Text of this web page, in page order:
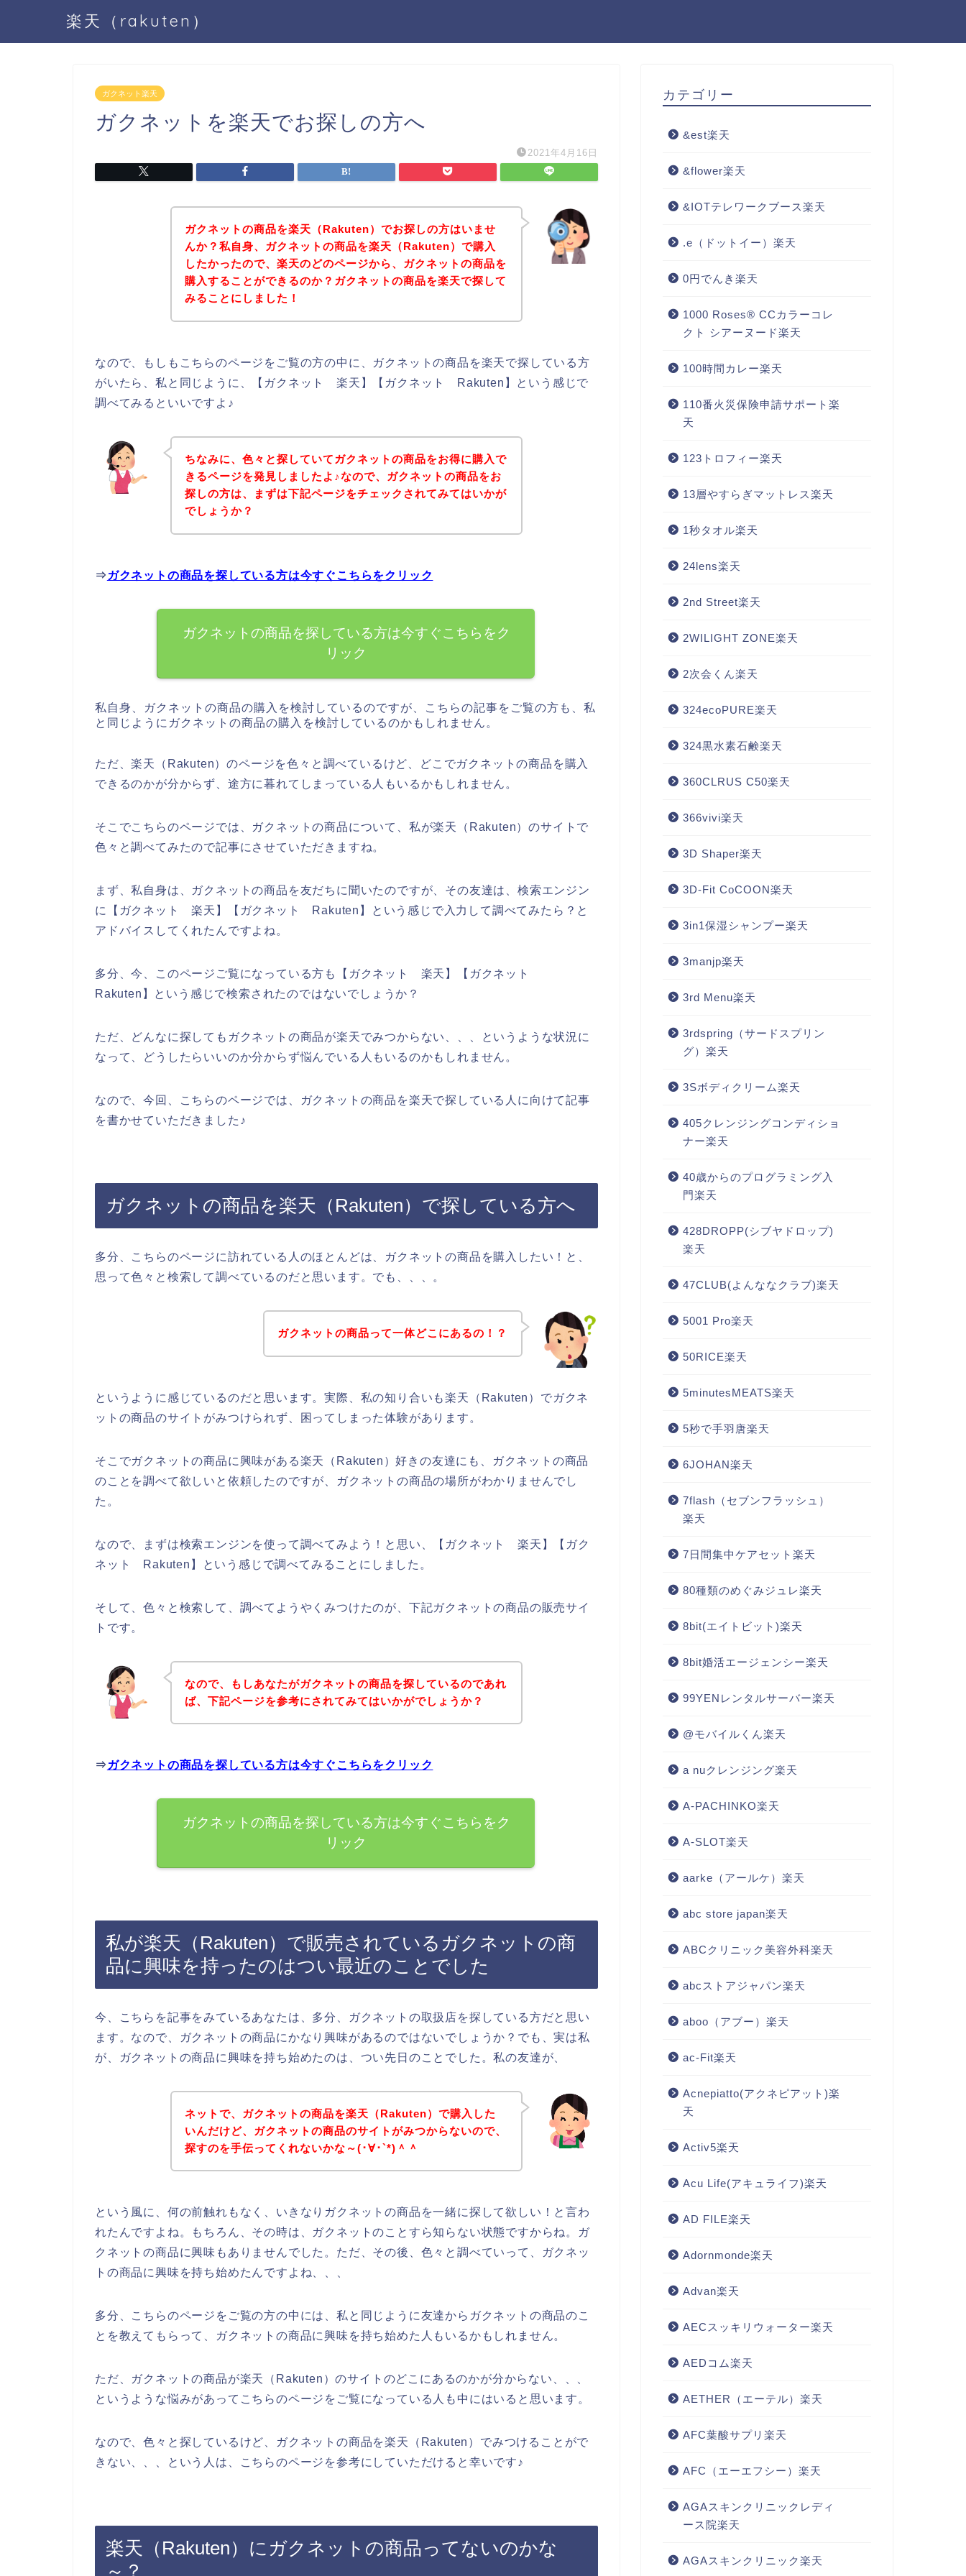
楽天（rakuten）
ガクネット楽天
ガクネットを楽天でお探しの方へ
2021年4月16日
ガクネットの商品を楽天（Rakuten）でお探しの方はいませ
んか？私自身、ガクネットの商品を楽天（Rakuten）で購入
したかったので、楽天のどのページから、ガクネットの商品を
購入することができるのか？ガクネットの商品を楽天で探して
みることにしました！
なので、もしもこちらのページをご覧の方の中に、ガクネットの商品を楽天で探している方
がいたら、私と同じように、【ガクネット 楽天】【ガクネット Rakuten】という感じで
調べてみるといいですよ♪
ちなみに、色々と探していてガクネットの商品をお得に購入で
きるページを発見しましたよ♪なので、ガクネットの商品をお
探しの方は、まずは下記ページをチェックされてみてはいかが
でしょうか？
⇒ ガクネットの商品を探している方は今すぐこちらをクリック
ガクネットの商品を探している方は今すぐこちらをク
リック
私自身、ガクネットの商品の購入を検討しているのですが、こちらの記事をご覧の方も、私
と同じようにガクネットの商品の購入を検討しているのかもしれません。
ただ、楽天（Rakuten）のページを色々と調べているけど、どこでガクネットの商品を購入
できるのかが分からず、途方に暮れてしまっている人もいるかもしれません。
そこでこちらのページでは、ガクネットの商品について、私が楽天（Rakuten）のサイトで
色々と調べてみたので記事にさせていただきますね。
まず、私自身は、ガクネットの商品を友だちに聞いたのですが、その友達は、検索エンジン
に【ガクネット 楽天】【ガクネット Rakuten】という感じで入力して調べてみたら？と
アドバイスしてくれたんですよね。
多分、今、このページご覧になっている方も【ガクネット 楽天】【ガクネット
Rakuten】という感じで検索されたのではないでしょうか？
ただ、どんなに探してもガクネットの商品が楽天でみつからない、、、というような状況に
なって、どうしたらいいのか分からず悩んでいる人もいるのかもしれません。
なので、今回、こちらのページでは、ガクネットの商品を楽天で探している人に向けて記事
を書かせていただきました♪
ガクネットの商品を楽天（Rakuten）で探している方へ
多分、こちらのページに訪れている人のほとんどは、ガクネットの商品を購入したい！と、
思って色々と検索して調べているのだと思います。でも、、、。
ガクネットの商品って一体どこにあるの！？
というように感じているのだと思います。実際、私の知り合いも楽天（Rakuten）でガクネ
ットの商品のサイトがみつけられず、困ってしまった体験があります。
そこでガクネットの商品に興味がある楽天（Rakuten）好きの友達にも、ガクネットの商品
のことを調べて欲しいと依頼したのですが、ガクネットの商品の場所がわかりませんでし
た。
なので、まずは検索エンジンを使って調べてみよう！と思い、【ガクネット 楽天】【ガク
ネット Rakuten】という感じで調べてみることにしました。
そして、色々と検索して、調べてようやくみつけたのが、下記ガクネットの商品の販売サイ
トです。
なので、もしあなたがガクネットの商品を探しているのであれ
ば、下記ページを参考にされてみてはいかがでしょうか？
⇒ ガクネットの商品を探している方は今すぐこちらをクリック
ガクネットの商品を探している方は今すぐこちらをク
リック
私が楽天（Rakuten）で販売されているガクネットの商
品に興味を持ったのはつい最近のことでした
今、こちらを記事をみているあなたは、多分、ガクネットの取扱店を探している方だと思い
ます。なので、ガクネットの商品にかなり興味があるのではないでしょうか？でも、実は私
が、ガクネットの商品に興味を持ち始めたのは、つい先日のことでした。私の友達が、
ネットで、ガクネットの商品を楽天（Rakuten）で購入した
いんだけど、ガクネットの商品のサイトがみつからないので、
探すのを手伝ってくれないかな～(･∀･`*)＾＾
という風に、何の前触れもなく、いきなりガクネットの商品を一緒に探して欲しい！と言わ
れたんですよね。もちろん、その時は、ガクネットのことすら知らない状態ですからね。ガ
クネットの商品に興味もありませんでした。ただ、その後、色々と調べていって、ガクネッ
トの商品に興味を持ち始めたんですよね、、、
多分、こちらのページをご覧の方の中には、私と同じように友達からガクネットの商品のこ
とを教えてもらって、ガクネットの商品に興味を持ち始めた人もいるかもしれません。
ただ、ガクネットの商品が楽天（Rakuten）のサイトのどこにあるのかが分からない、、、
というような悩みがあってこちらのページをご覧になっている人も中にはいると思います。
なので、色々と探しているけど、ガクネットの商品を楽天（Rakuten）でみつけることがで
きない、、、という人は、こちらのページを参考にしていただけると幸いです♪
楽天（Rakuten）にガクネットの商品ってないのかな
～？
カテゴリー
&est楽天
&flower楽天
&IOTテレワークブース楽天
.e（ドットイー）楽天
0円でんき楽天
1000 Roses® CCカラーコレ
クト シアーヌード楽天
100時間カレー楽天
110番火災保険申請サポート楽
天
123トロフィー楽天
13層やすらぎマットレス楽天
1秒タオル楽天
24lens楽天
2nd Street楽天
2WILIGHT ZONE楽天
2次会くん楽天
324ecoPURE楽天
324黒水素石鹸楽天
360CLRUS C50楽天
366vivi楽天
3D Shaper楽天
3D-Fit CoCOON楽天
3in1保湿シャンプー楽天
3manjp楽天
3rd Menu楽天
3rdspring（サードスプリン
グ）楽天
3Sボディクリーム楽天
405クレンジングコンディショ
ナー楽天
40歳からのプログラミング入
門楽天
428DROPP(シブヤドロップ)
楽天
47CLUB(よんななクラブ)楽天
5001 Pro楽天
50RICE楽天
5minutesMEATS楽天
5秒で手羽唐楽天
6JOHAN楽天
7flash（セブンフラッシュ）
楽天
7日間集中ケアセット楽天
80種類のめぐみジュレ楽天
8bit(エイトビット)楽天
8bit婚活エージェンシー楽天
99YENレンタルサーバー楽天
@モバイルくん楽天
a nuクレンジング楽天
A-PACHINKO楽天
A-SLOT楽天
aarke（アールケ）楽天
abc store japan楽天
ABCクリニック美容外科楽天
abcストアジャパン楽天
aboo（アブー）楽天
ac-Fit楽天
Acnepiatto(アクネピアット)楽
天
Activ5楽天
Acu Life(アキュライフ)楽天
AD FILE楽天
Adornmonde楽天
Advan楽天
AECスッキリウォーター楽天
AEDコム楽天
AETHER（エーテル）楽天
AFC葉酸サプリ楽天
AFC（エーエフシー）楽天
AGAスキンクリニックレディ
ース院楽天
AGAスキンクリニック楽天